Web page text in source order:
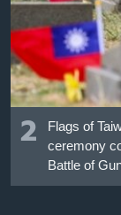
2
Flags of
ceremony
Battle of